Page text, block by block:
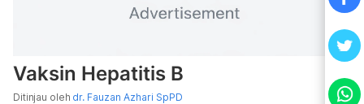
Vaksin Hepatitis B
Ditinjau oleh dr. Fauzan Azhari SpPD